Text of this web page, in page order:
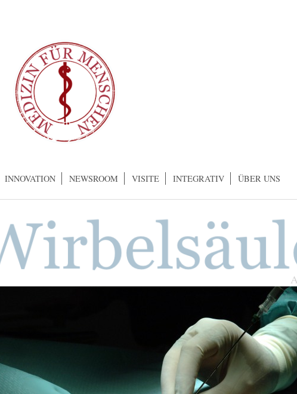
INNOVATION NEWSROOM VISITE INTEGRATIV ÜBER UNS